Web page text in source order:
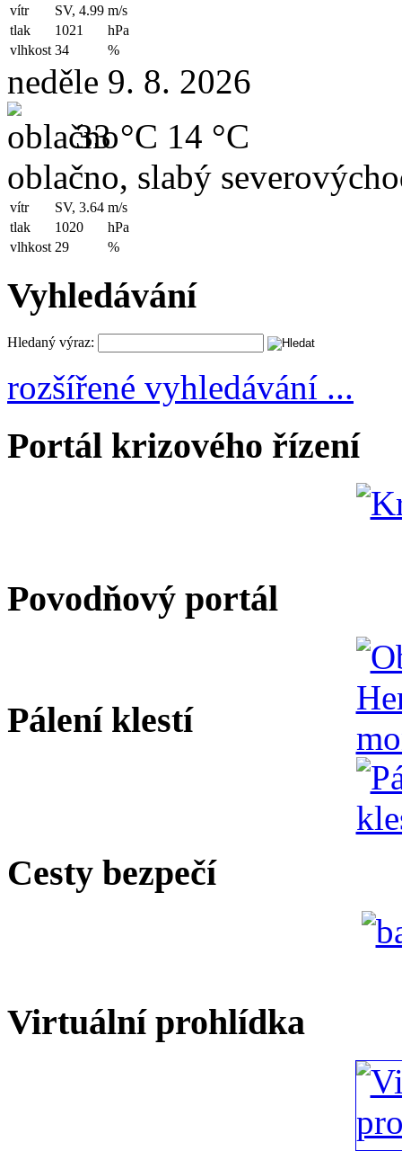
vítr SV, 4.99 m/s
tlak
1021
hPa
vlhkost 34 %
neděle 9. 8. 2026
33 °C 14 °C
oblačno, slabý
vítr SV, 3.64 m/s
tlak
1020
hPa
vlhkost 29 %
Vyhledávání
Hledaný výraz:
rozšířené vyhledávání ...
Portál krizového řízení
Povodňový portál
Pálení klestí
Cesty bezpečí
Virtuální prohlídka